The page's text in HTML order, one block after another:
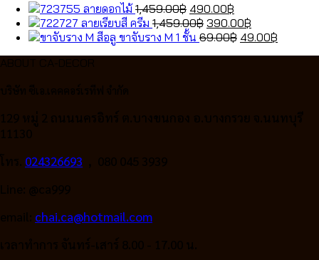
ลายดอกไม้ 1,459.00฿ Original
price
was:
490.00฿
price
is:
ลายเรียบสี ครีม 1,459.00฿ Original
price
390.00฿
price
ขาจับราง M 1 ชั้น 69.00฿ Original
49.00฿
024326693
chai.ca@hotmail.com